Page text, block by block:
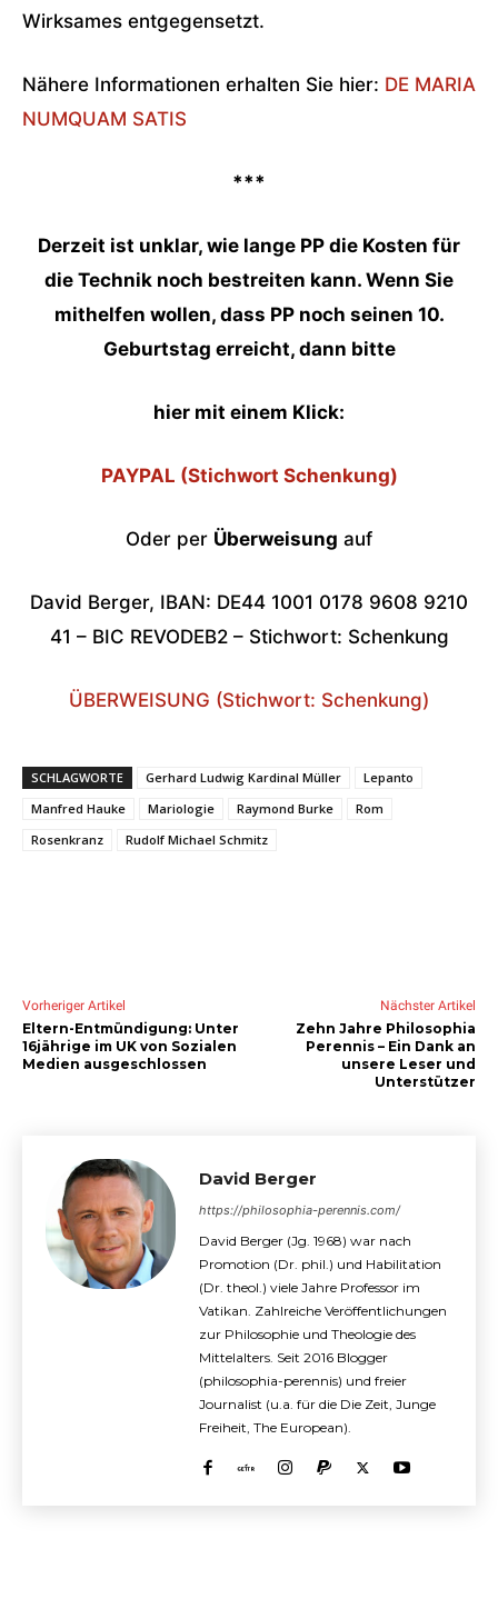
Wirksames entgegensetzt.
Nähere Informationen erhalten Sie hier: DE MARIA
NUMQUAM SATIS
***
Derzeit ist unklar, wie lange PP die Kosten für
die Technik noch bestreiten kann. Wenn Sie
mithelfen wollen, dass PP noch seinen 10.
Geburtstag erreicht, dann bitte
hier mit einem Klick:
PAYPAL (Stichwort Schenkung)
Oder per Überweisung auf
David Berger, IBAN: DE44 1001 0178 9608 9210
41 – BIC REVODEB2 – Stichwort: Schenkung
ÜBERWEISUNG (Stichwort: Schenkung)
SCHLAGWORTE Gerhard Ludwig Kardinal Müller
Lepanto
Manfred Hauke
Mariologie Raymond Burke
Rom
Rosenkranz
Rudolf Michael Schmitz
Vorheriger Artikel
Eltern-Entmündigung: Unter
16jährige im UK von Sozialen
Medien ausgeschlossen
Nächster Artikel
Zehn Jahre Philosophia
Perennis – Ein Dank an
unsere Leser und
Unterstützer
David Berger
https://philosophia-perennis.com/
David Berger (Jg. 1968) war nach
Promotion (Dr. phil.) und Habilitation
(Dr. theol.) viele Jahre Professor im
Vatikan. Zahlreiche Veröffentlichungen
zur Philosophie und Theologie des
Mittelalters. Seit 2016 Blogger
(philosophia-perennis) und freier
Journalist (u.a. für die Die Zeit, Junge
Freiheit, The European).